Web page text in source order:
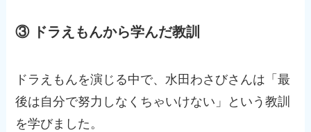
③ ドラえもんから学んだ教訓
ドラえもんを演じる中で、水田わさびさんは「最
後は自分で努力しなくちゃいけない」という教訓
を学びました。